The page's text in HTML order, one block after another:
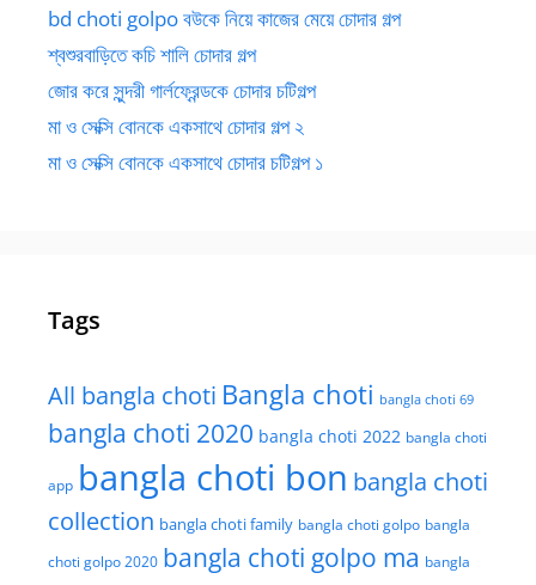
bd choti golpo বউকে নিয়ে কাজের মেয়ে চোদার গল্প
শ্বশুরবাড়িতে কচি শালি চোদার গল্প
জোর করে সুন্দরী গার্লফ্রেন্ডকে চোদার চটিগল্প
মা ও সেক্সি বোনকে একসাথে চোদার গল্প ২
মা ও সেক্সি বোনকে একসাথে চোদার চটিগল্প ১
Tags
All bangla choti Bangla choti bangla choti 69
bangla choti 2020 bangla choti 2022 bangla choti
app bangla choti bon bangla choti
collection bangla choti family bangla choti golpo bangla
choti golpo 2020 bangla choti golpo ma bangla